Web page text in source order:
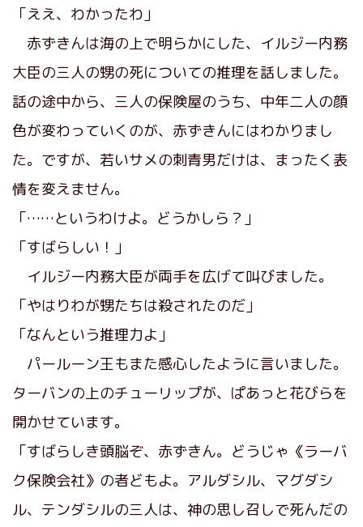
「ええ、わかったわ」
赤ずきんは海の上で明らかにした、イルジー内務
大臣の三人の甥の死についての推理を話しました。
話の途中から、三人の保険屋のうち、中年二人の顔
色が変わっていくのが、赤ずきんにはわかりまし
た。ですが、若いサメの刺青男だけは、まったく表
情を変えません。
「……というわけよ。どうかしら？」
「すばらしい！」
イルジー内務大臣が両手を広げて叫びました。
「やはりわが甥たちは殺されたのだ」
「なんという推理力よ」
パールーン王もまた感心したように言いました。
ターバンの上のチューリップが、ぱあっと花びらを
開かせています。
「すばらしき頭脳ぞ、赤ずきん。どうじゃ《ラーバ
ク保険会社》の者どもよ。アルダシル、マグダシ
ル、テンダシルの三人は、神の思し召しで死んだの